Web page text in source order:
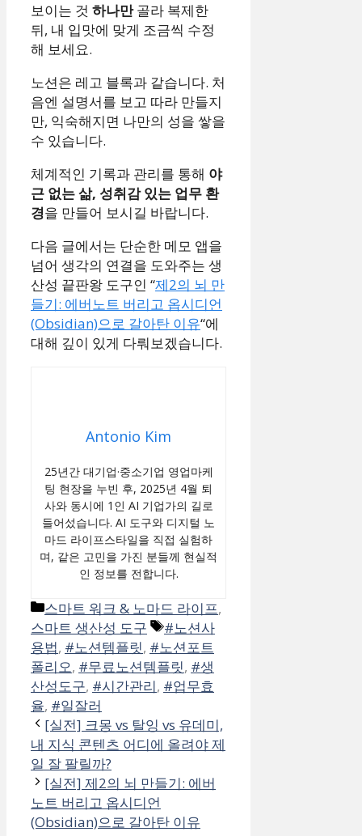
보이는 것 하나만골라 복제한
뒤, 내 입맛에 맞게 조금씩 수정
해 보세요.
노션은 레고 블록과 같습니다. 처
음엔 설명서를 보고 따라 만들지
만, 익숙해지면 나만의 성을 쌓을
수 있습니다.
체계적인 기록과 관리를 통해 야
근 없는 삶, 성취감 있는 업무 환
경을 만들어 보시길 바랍니다.
다음 글에서는 단순한 메모 앱을
넘어 생각의 연결을 도와주는 생
산성 끝판왕 도구인 “제2의 뇌 만
들기: 에버노트 버리고 옵시디언
(Obsidian)으로 갈아탄 이유“에
대해 깊이 있게 다뤄보겠습니다.
Antonio Kim
25년간 대기업·중소기업 영업마케
팅 현장을 누빈 후, 2025년 4월 퇴
사와 동시에 1인 AI 기업가의 길로
들어섰습니다. AI 도구와 디지털 노
마드 라이프스타일을 직접 실험하
며, 같은 고민을 가진 분들께 현실적
인 정보를 전합니다.
카
테
고
리
스마트 워크 & 노마드 라이프,
스마트 생산성 도구
태
그
#노션사
용법, #노션템플릿, #노션포트
폴리오, #무료노션템플릿, #생
산성도구, #시간관리, #업무효
율, #일잘러
[실전] 크몽 vs 탈잉 vs 유데미,
내 지식 콘텐츠 어디에 올려야 제
일 잘 팔릴까?
[실전] 제2의 뇌 만들기: 에버
노트 버리고 옵시디언
(Obsidian)으로 갈아탄 이유